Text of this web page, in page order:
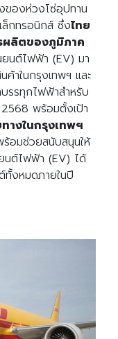
ของห่วงโซ่อุปทาน
ล็กทรอนิกส์ ซึ่งไทย
ผลิตของภูมิภาค
ยนต์ไฟฟ้า (EV) มา
ค้าในกรุงเทพฯ และ
รรทุกไฟฟ้าสำหรับ
พร้อมตั้งเป้า
างในกรุงเทพฯ
อมช่วยสนับสนุนให้
นต์ไฟฟ้า (EV) ได้
งหมดภายในปี